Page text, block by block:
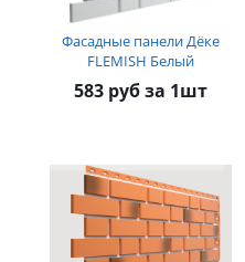
Фасадные панели Дёке
FLEMISH Белый
583 руб за 1шт